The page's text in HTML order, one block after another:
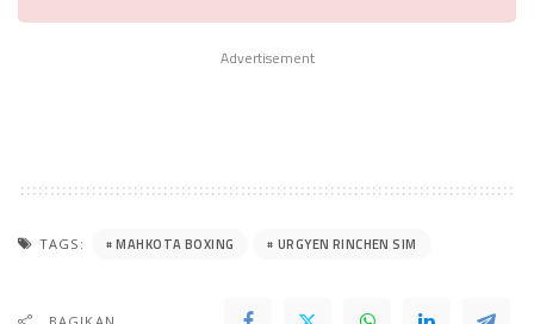
Advertisement
TAGS: MAHKOTA BOXING URGYEN RINCHEN SIM